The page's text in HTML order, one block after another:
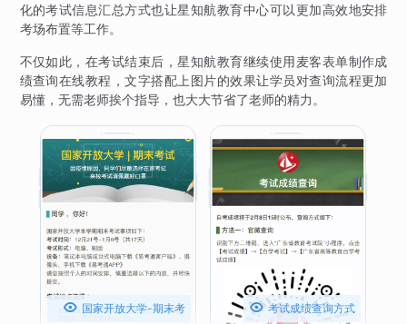
化的考试信息汇总方式也让星知航教育中心可以更加高效地安排
考场布置等工作。
不仅如此，在考试结束后，星知航教育继续使用麦客表单制作成
绩查询在线教程，文字搭配上图片的效果让学员对查询流程更加
易懂，无需老师挨个指导，也大大节省了老师的精力。
 国家开放大学-期末考
 考试成绩查询方式